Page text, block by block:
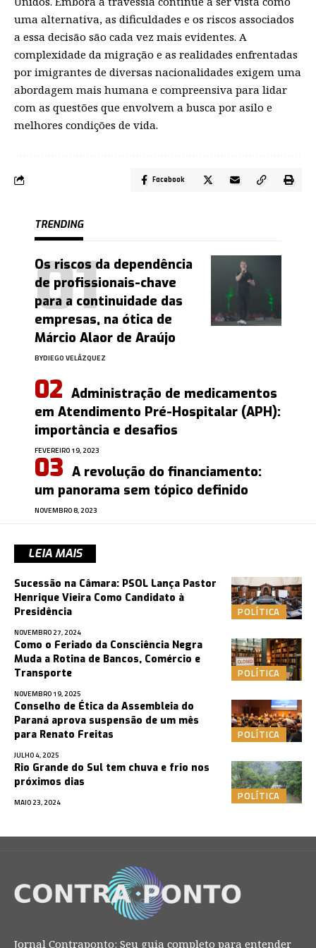
uma alternativa, as dificuldades e os riscos associados
a essa decisão são cada vez mais evidentes. A
complexidade da migração e as realidades enfrentadas
por imigrantes de diversas nacionalidades exigem uma
abordagem mais humana e compreensiva para lidar
com as questões que envolvem a busca por asilo e
melhores condições de vida.
Facebook
TRENDING
Os riscos da dependência
de profissionais-chave
para a continuidade das
empresas, na ótica de
Márcio Alaor de Araújo
BYDIEGO VELÁZQUEZ
Administração de medicamentos
em Atendimento Pré-Hospitalar (APH):
importância e desafios
FEVEREIRO 19, 2023
A revolução do financiamento:
um panorama sem tópico definido
NOVEMBRO 8, 2023
LEIA MAIS
POLÍTICA
Sucessão na Câmara: PSOL Lança Pastor
Henrique Vieira Como Candidato à
Presidência
NOVEMBRO 27, 2024
POLÍTICA
Como o Feriado da Consciência Negra
Muda a Rotina de Bancos, Comércio e
Transporte
NOVEMBRO 19, 2025
POLÍTICA
Conselho de Ética da Assembleia do
Paraná aprova suspensão de um mês
para Renato Freitas
JULHO 4, 2025
POLÍTICA
Rio Grande do Sul tem chuva e frio nos
próximos dias
MAIO 23, 2024
Jornal Contraponto: Seu guia completo para entender